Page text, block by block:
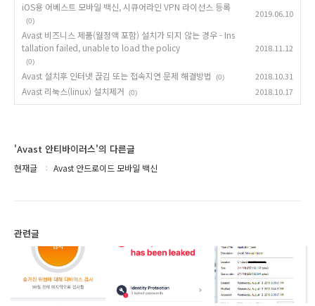
iOS용 어베스트 모바일 백신, 시큐어라인 VPN 라이선스 등록
(0)
2019.06.10
Avast 비즈니스 제품(월정액 포함) 설치가 되지 않는 경우 - Ins
tallation failed, unable to load the policy
(0)
2018.11.12
Avast 설치후 인터넷 끊김 또는 접속지연 문제 해결방법 (0) 2018.10.31
Avast 리눅스(linux) 설치제거 (0) 2018.10.17
'Avast 안티바이러스'의 다른글
현재글 Avast 안드로이드 모바일 백신
관련글